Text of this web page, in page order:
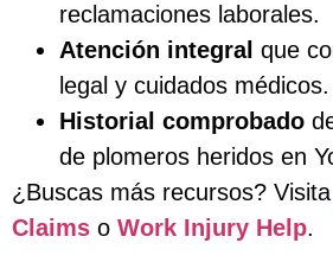
reclamaciones laborales.
Atención integral que
legal y cuidados médicos.
Historial comprobado
de plomeros heridos en
¿Buscas más recursos? Visita
Claims o Work Injury Help.